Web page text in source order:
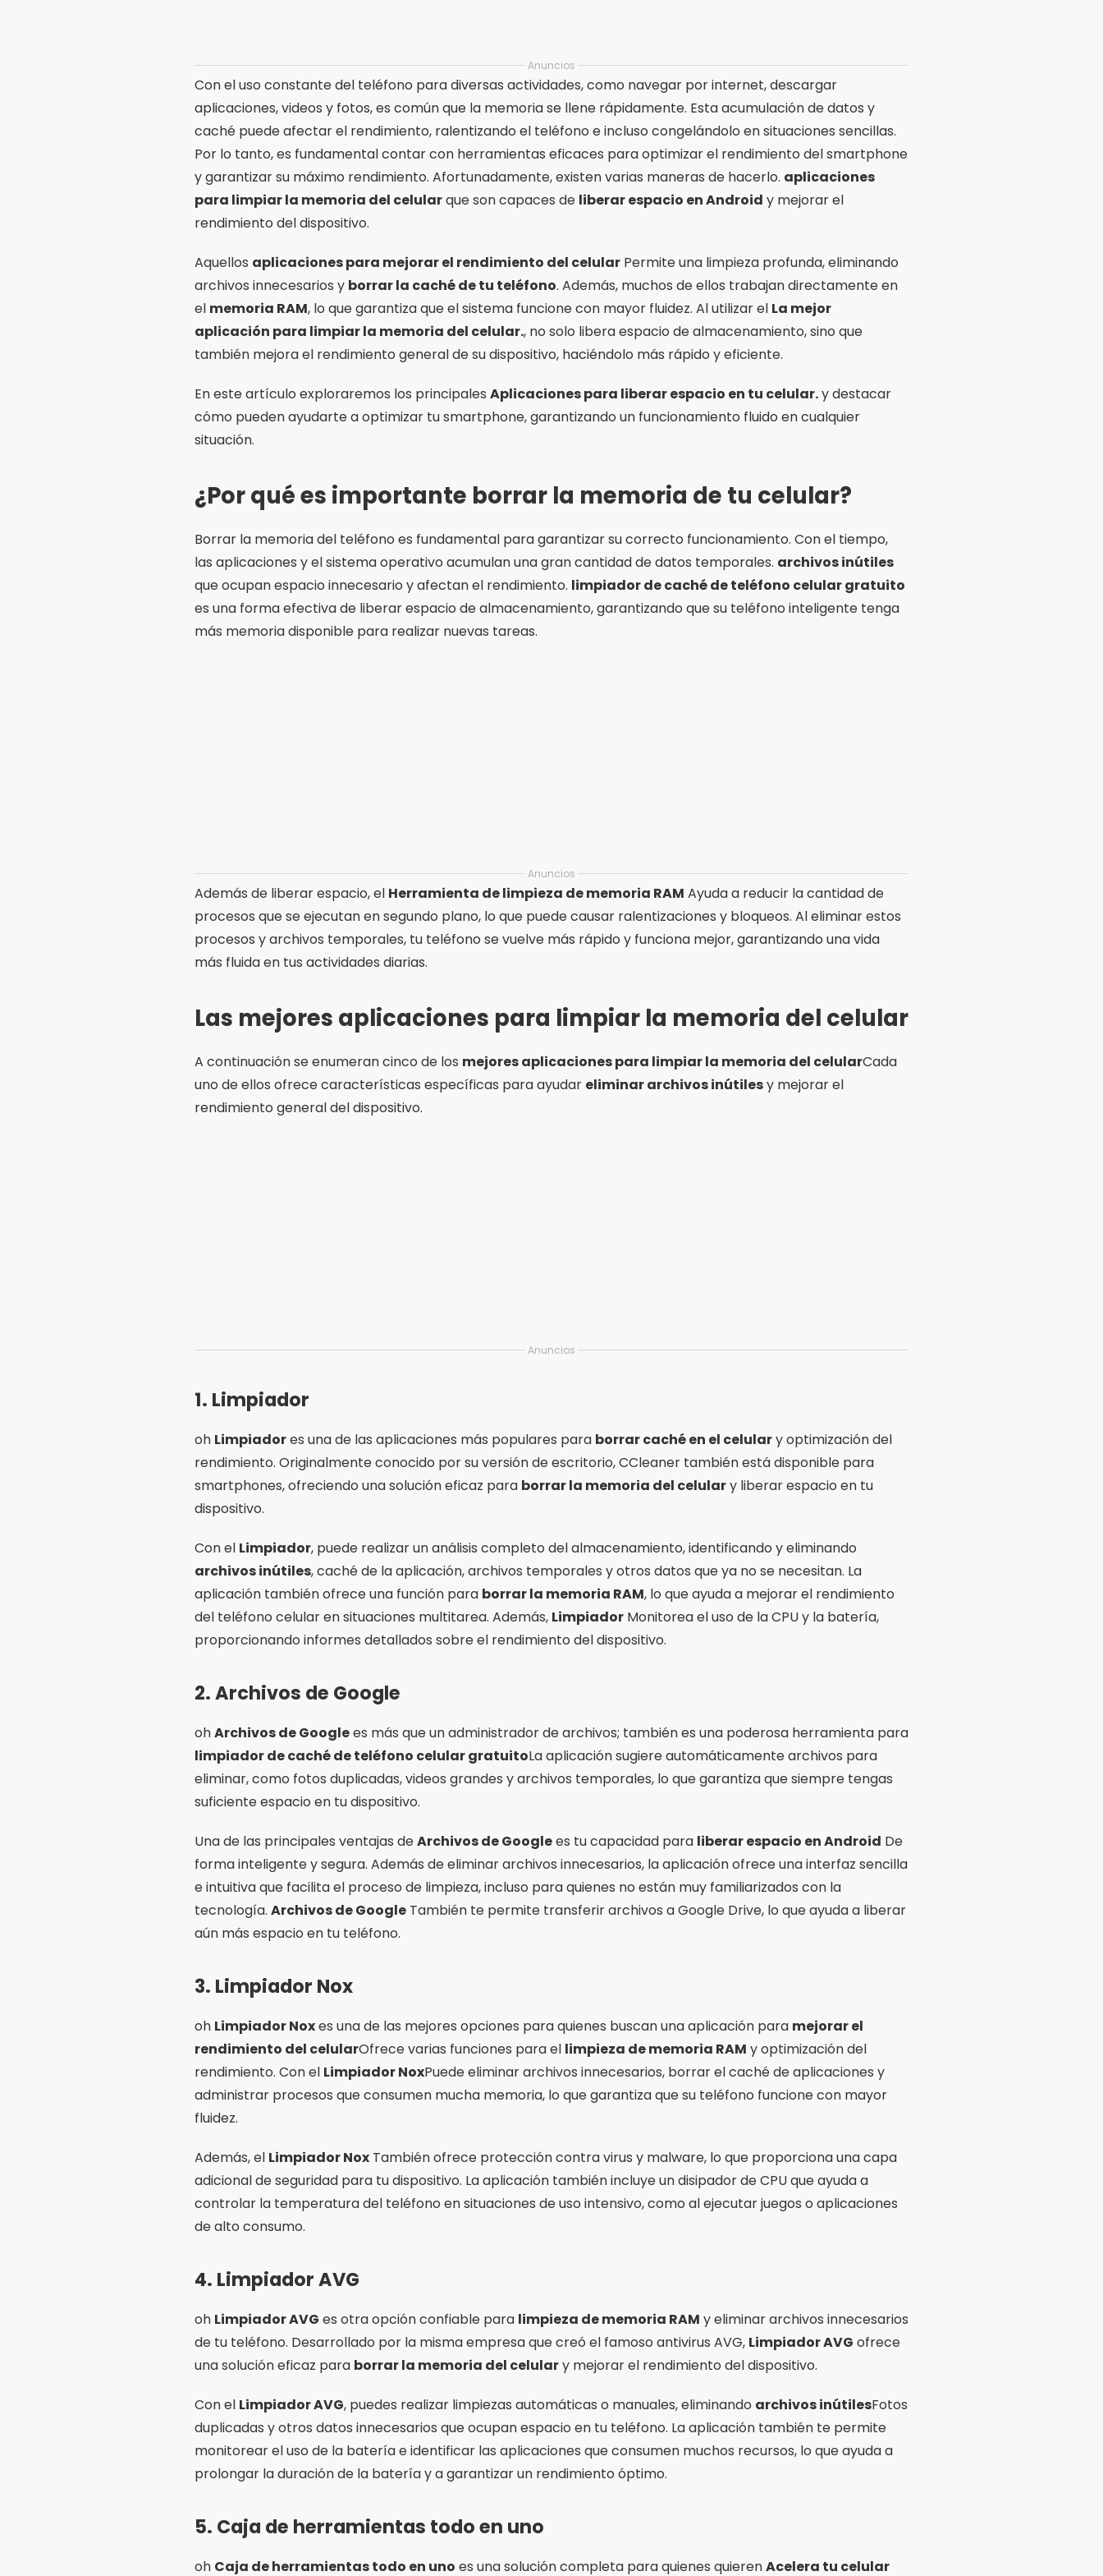
Anuncios
Con el uso constante del teléfono para diversas actividades, como navegar por internet, descargar
aplicaciones, videos y fotos, es común que la memoria se llene rápidamente. Esta acumulación de datos y
caché puede afectar el rendimiento, ralentizando el teléfono e incluso congelándolo en situaciones sencillas.
Por lo tanto, es fundamental contar con herramientas eficaces para optimizar el rendimiento del smartphone
y garantizar su máximo rendimiento. Afortunadamente, existen varias maneras de hacerlo. aplicaciones
para limpiar la memoria del celularque son capaces de liberar espacio en Android y mejorar el
rendimiento del dispositivo.
Aquellos aplicaciones para mejorar el rendimiento del celular Permite una limpieza profunda, eliminando
archivos innecesarios y borrar la caché de tu teléfono. Además, muchos de ellos trabajan directamente en
el memoria RAM, lo que garantiza que el sistema funcione con mayor fluidez. Al utilizar el La mejor
aplicación para limpiar la memoria del celular., no solo libera espacio de almacenamiento, sino que
también mejora el rendimiento general de su dispositivo, haciéndolo más rápido y eficiente.
En este artículo exploraremos los principales Aplicaciones para liberar espacio en tu celular.y destacar
cómo pueden ayudarte a optimizar tu smartphone, garantizando un funcionamiento fluido en cualquier
situación.
¿Por qué es importante borrar la memoria de tu celular?
Borrar la memoria del teléfono es fundamental para garantizar su correcto funcionamiento. Con el tiempo,
las aplicaciones y el sistema operativo acumulan una gran cantidad de datos temporales. archivos inútiles
que ocupan espacio innecesario y afectan el rendimiento. limpiador de caché de teléfono celular gratuito
es una forma efectiva de liberar espacio de almacenamiento, garantizando que su teléfono inteligente tenga
más memoria disponible para realizar nuevas tareas.
Anuncios
Además de liberar espacio, el Herramienta de limpieza de memoria RAM Ayuda a reducir la cantidad de
procesos que se ejecutan en segundo plano, lo que puede causar ralentizaciones y bloqueos. Al eliminar estos
procesos y archivos temporales, tu teléfono se vuelve más rápido y funciona mejor, garantizando una vida
más fluida en tus actividades diarias.
Las mejores aplicaciones para limpiar la memoria del celular
A continuación se enumeran cinco de los mejores aplicaciones para limpiar la memoria del celularCada
uno de ellos ofrece características específicas para ayudar eliminar archivos inútilesy mejorar el
rendimiento general del dispositivo.
Anuncios
1. Limpiador
oh Limpiadores una de las aplicaciones más populares para borrar caché en el celulary optimización del
rendimiento. Originalmente conocido por su versión de escritorio, CCleaner también está disponible para
smartphones, ofreciendo una solución eficaz para borrar la memoria del celulary liberar espacio en tu
dispositivo.
Con el Limpiador, puede realizar un análisis completo del almacenamiento, identificando y eliminando
archivos inútiles, caché de la aplicación, archivos temporales y otros datos que ya no se necesitan. La
aplicación también ofrece una función para borrar la memoria RAM, lo que ayuda a mejorar el rendimiento
del teléfono celular en situaciones multitarea. Además, Limpiador Monitorea el uso de la CPU y la batería,
proporcionando informes detallados sobre el rendimiento del dispositivo.
2.Archivos de Google
ohArchivos de Googlees más que un administrador de archivos; también es una poderosa herramienta para
limpiador de caché de teléfono celular gratuitoLa aplicación sugiere automáticamente archivos para
eliminar, como fotos duplicadas, videos grandes y archivos temporales, lo que garantiza que siempre tengas
suficiente espacio en tu dispositivo.
Una de las principales ventajas deArchivos de Googlees tu capacidad para liberar espacio en Android De
forma inteligente y segura. Además de eliminar archivos innecesarios, la aplicación ofrece una interfaz sencilla
e intuitiva que facilita el proceso de limpieza, incluso para quienes no están muy familiarizados con la
tecnología. Archivos de Google También te permite transferir archivos a Google Drive, lo que ayuda a liberar
aún más espacio en tu teléfono.
3. Limpiador Nox
oh Limpiador Noxes una de las mejores opciones para quienes buscan una aplicación para mejorar el
rendimiento del celularOfrece varias funciones para el limpieza de memoria RAM y optimización del
rendimiento. Con el Limpiador NoxPuede eliminar archivos innecesarios, borrar el caché de aplicaciones y
administrar procesos que consumen mucha memoria, lo que garantiza que su teléfono funcione con mayor
fluidez.
Además, el Limpiador Nox También ofrece protección contra virus y malware, lo que proporciona una capa
adicional de seguridad para tu dispositivo. La aplicación también incluye un disipador de CPU que ayuda a
controlar la temperatura del teléfono en situaciones de uso intensivo, como al ejecutar juegos o aplicaciones
de alto consumo.
4. Limpiador AVG
oh Limpiador AVG es otra opción confiable para limpieza de memoria RAM y eliminar archivos innecesarios
de tu teléfono. Desarrollado por la misma empresa que creó el famoso antivirus AVG, Limpiador AVG ofrece
una solución eficaz para borrar la memoria del celulary mejorar el rendimiento del dispositivo.
Con el Limpiador AVG, puedes realizar limpiezas automáticas o manuales, eliminando archivos inútilesFotos
duplicadas y otros datos innecesarios que ocupan espacio en tu teléfono. La aplicación también te permite
monitorear el uso de la batería e identificar las aplicaciones que consumen muchos recursos, lo que ayuda a
prolongar la duración de la batería y a garantizar un rendimiento óptimo.
5. Caja de herramientas todo en uno
oh Caja de herramientas todo en uno es una solución completa para quienes quierenAcelera tu celular